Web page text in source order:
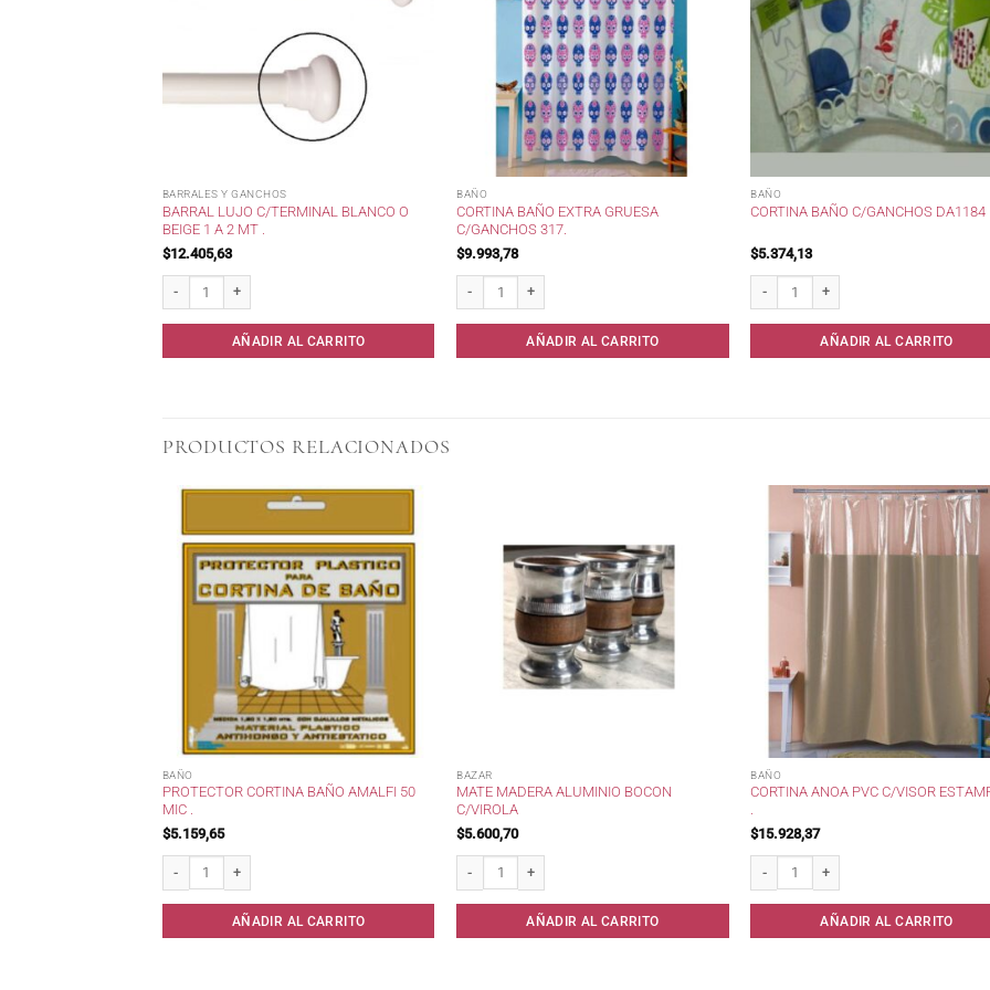
BARRALES Y GANCHOS
BARRAL LUJO C/TERMINAL BLANCO O
BEIGE 1 A 2 MT .
$12.405,63
AÑADIR AL CARRITO
BAÑO
CORTINA BAÑO EXTRA GRUESA
C/GANCHOS 317.
$9.993,78
AÑADIR AL CARRITO
BAÑO
CORTINA BAÑO C/GANCHOS DA1184
$5.374,13
AÑADIR AL CARRITO
PRODUCTOS RELACIONADOS
BAÑO
PROTECTOR CORTINA BAÑO AMALFI 50
MIC .
$5.159,65
Protector Cortina Baño Amalfi 50 mic . cantidad
AÑADIR AL CARRITO
BAZAR
MATE MADERA ALUMINIO BOCON
C/VIROLA
$5.600,70
Mate Madera Aluminio Bocon c/Virola cantidad
AÑADIR AL CARRITO
BAÑO
CORTINA ANOA PVC C/VISOR
.
$15.928,37
Cortina Anoa PVC c/Visor Estampado .
AÑADIR AL CARRITO